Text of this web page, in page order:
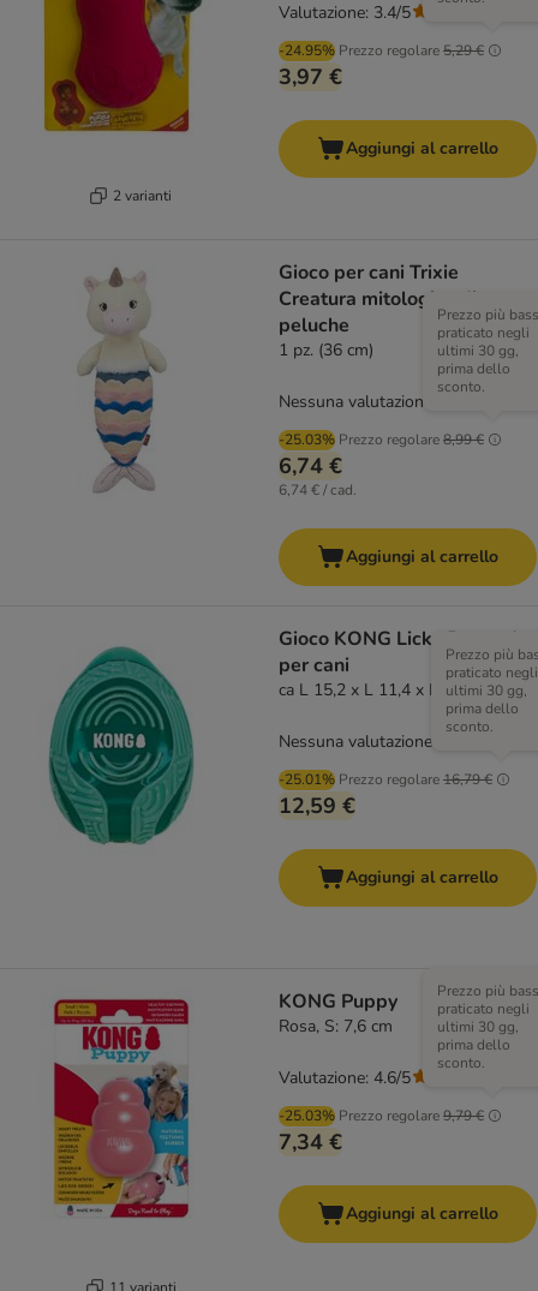
2 varianti
-24.95% Prezzo regolare5,29 €
3,97 €
Valutazione: 3.4/5
Aggiungi al carrello
Gioco per cani Trixie
Creatura mitologica di
peluche
1 pz. (36 cm)
-25.03% Prezzo regolare8,99 €
Prezzo più
praticato negli
ultimi 30 gg,
prima dello
sconto.
6,74 €
6,74 € / cad.
Nessuna valutazione
Aggiungi al carrello
Gioco KONG Licks Rewards
per cani
ca L 15,2 x L 11,4 x H 11,4 cm
-25.01% Prezzo regolare16,79 €
Prezzo più
praticato negli
ultimi 30 gg,
prima dello
sconto.
12,59 €
Nessuna valutazione
Aggiungi al carrello
11 varianti
KONG Puppy
Rosa, S: 7,6 cm
-25.03% Prezzo regolare9,79 €
Prezzo più
praticato negli
ultimi 30 gg,
prima dello
sconto.
7,34 €
Valutazione: 4.6/5
Aggiungi al carrello